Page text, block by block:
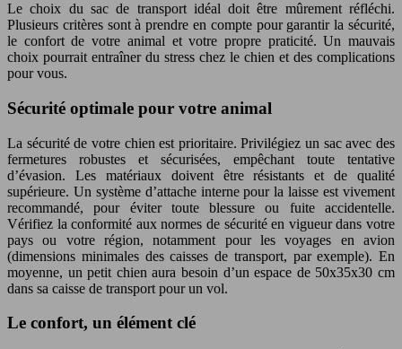
Le choix du sac de transport idéal doit être mûrement réfléchi.
Plusieurs critères sont à prendre en compte pour garantir la sécurité,
le confort de votre animal et votre propre praticité. Un mauvais
choix pourrait entraîner du stress chez le chien et des complications
pour vous.
Sécurité optimale pour votre animal
La sécurité de votre chien est prioritaire. Privilégiez un sac avec des
fermetures robustes et sécurisées, empêchant toute tentative
d’évasion. Les matériaux doivent être résistants et de qualité
supérieure. Un système d’attache interne pour la laisse est vivement
recommandé, pour éviter toute blessure ou fuite accidentelle.
Vérifiez la conformité aux normes de sécurité en vigueur dans votre
pays ou votre région, notamment pour les voyages en avion
(dimensions minimales des caisses de transport, par exemple). En
moyenne, un petit chien aura besoin d’un espace de 50x35x30 cm
dans sa caisse de transport pour un vol.
Le confort, un élément clé